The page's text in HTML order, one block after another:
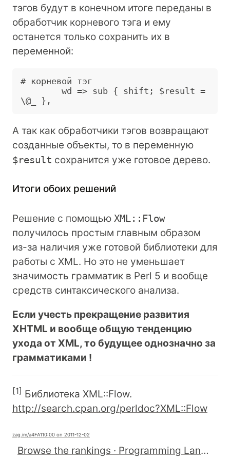
тэгов будут в конечном итоге переданы в
обработчик корневого тэга и ему
останется только сохранить их в
переменной:
# корневой тэг
А так как обработчики тэгов возвращают
созданные объекты, то в переменную
$result сохранится уже готовое дерево.
Итоги обоих решений
Решение с помощью XML::Flow
получилось простым главным образом
из-за наличия уже готовой библиотеки для
работы с XML. Но это не уменьшает
значимость грамматик в Perl 5 и вообще
средств синтаксического анализа.
Если учесть прекращение развития
XHTML и вообще общую тенденцию
ухода от XML, то будущее однозначно за
грамматиками !
[1] Библиотека XML::Flow.
http://search.cpan.org/perldoc?XML::Flow
zag.im/a4FA110:00 on 2011-12-02
Browse the rankings · Programming Languages